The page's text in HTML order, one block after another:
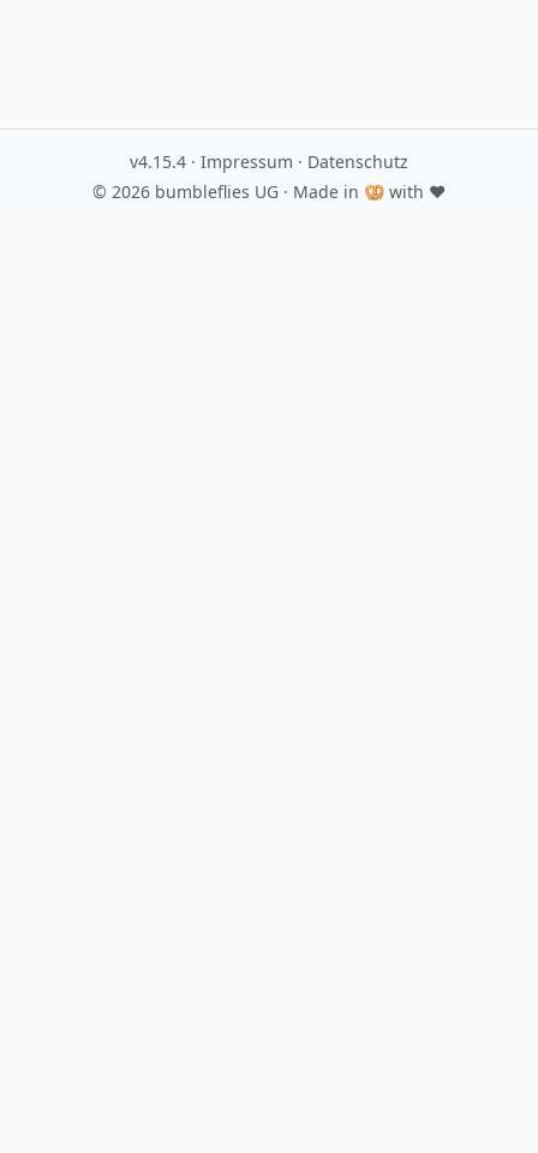
v4.15.4 · Impressum · Datenschutz
© 2026 bumbleflies UG · Made in 🥨 with ♥️